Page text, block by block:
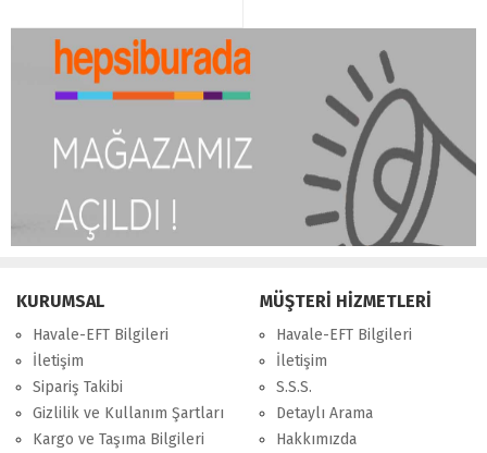
KURUMSAL
Havale-EFT Bilgileri
İletişim
Sipariş Takibi
Gizlilik ve Kullanım Şartları
Kargo ve Taşıma Bilgileri
MÜŞTERİ HİZMETLERİ
Havale-EFT Bilgileri
İletişim
S.S.S.
Detaylı Arama
Hakkımızda